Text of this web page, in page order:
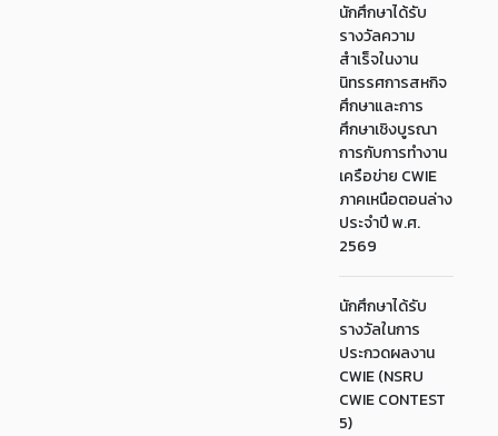
นักศึกษาได้รับ
รางวัลความ
สำเร็จในงาน
นิทรรศการสหกิจ
ศึกษาและการ
ศึกษาเชิงบูรณา
การกับการทำงาน
เครือข่าย CWIE
ภาคเหนือตอนล่าง
ประจำปี พ.ศ.
2569
นักศึกษาได้รับ
รางวัลในการ
ประกวดผลงาน
CWIE (NSRU
CWIE CONTEST
5)